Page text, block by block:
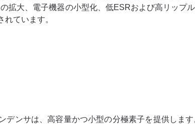
拡大、電子機器の小型化、低ESRおよび高リップ
ています。
デンサは、高容量かつ小型の分極素子を提供しま